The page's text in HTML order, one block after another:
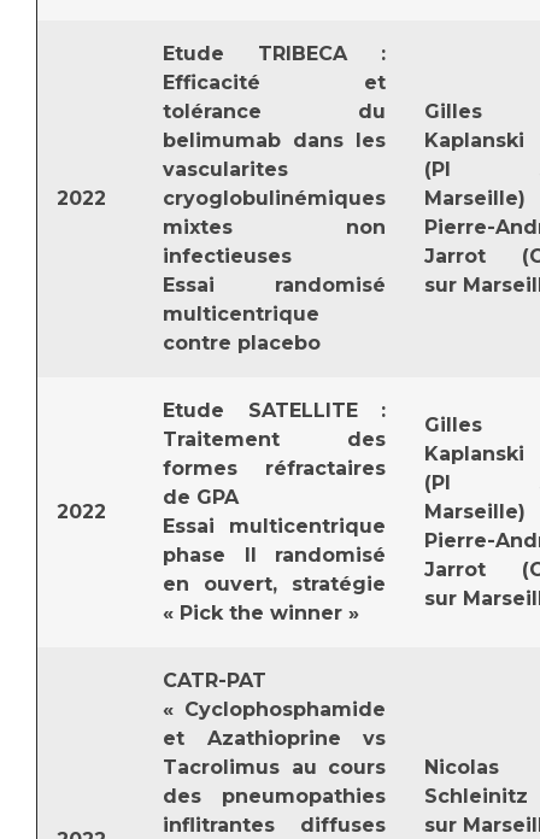
2022
Etude TRIBECA :
Efficacité et
tolérance du
belimumab dans les
vascularites
cryoglobulinémiques
mixtes non
infectieuses
Essai randomisé
multicentrique
contre placebo
Gilles
Kaplanski
(PI
Marseille)
Pierre-
Jarrot
sur
2022
Etude SATELLITE :
Traitement des
formes réfractaires
de GPA
Essai multicentrique
phase II randomisé
en ouvert, stratégie
« Pick the winner »
Gilles
Kaplanski
(PI
Marseille)
Pierre-
Jarrot
sur
CATR-PAT
« Cyclophosphamide
et Azathioprine vs
Tacrolimus au cours
des pneumopathies
inflitrantes diffuses
Nicolas
Schleinitz
sur